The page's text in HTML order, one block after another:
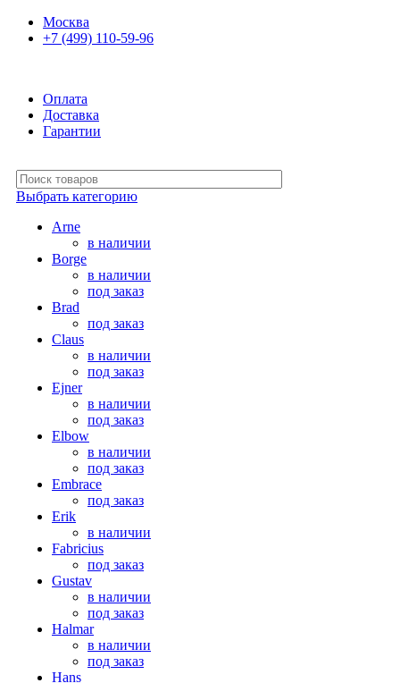
Москва
+7 (499) 110-59-96
Оплата
Доставка
Гарантии
Выбрать категорию
Arne
в наличии
Borge
в наличии
под заказ
Brad
под заказ
Claus
в наличии
под заказ
Ejner
в наличии
под заказ
Elbow
в наличии
под заказ
Embrace
под заказ
Erik
в наличии
Fabricius
под заказ
Gustav
в наличии
под заказ
Halmar
в наличии
под заказ
Hans